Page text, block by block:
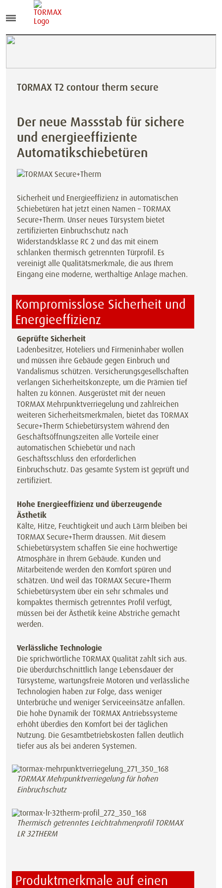
TORMAX T2 contour therm secure
Der neue Massstab für sichere
und energieeffiziente
Automatikschiebetüren
Sicherheit und Energieeffizienz in automatischen
Schiebetüren hat jetzt einen Namen – TORMAX
Secure+Therm. Unser neues Türsystem bietet
zertifizierten Einbruchschutz nach
Widerstandsklasse RC 2 und das mit einem
schlanken thermisch getrennten Türprofil. Es
vereinigt alle Qualitätsmerkmale, die aus Ihrem
Eingang eine moderne, werthaltige Anlage machen.
Kompromisslose Sicherheit und
Energieeffizienz
Geprüfte Sicherheit
Ladenbesitzer, Hoteliers und Firmeninhaber wollen
und müssen ihre Gebäude gegen Einbruch und
Vandalismus schützen. Versicherungsgesellschaften
verlangen Sicherheitskonzepte, um die Prämien tief
halten zu können. Ausgerüstet mit der neuen
TORMAX Mehrpunktverriegelung und zahlreichen
weiteren Sicherheitsmerkmalen, bietet das TORMAX
Secure+Therm Schiebetürsystem während den
Geschäftsöffnungszeiten alle Vorteile einer
automatischen Schiebetür und nach
Geschäftsschluss den erforderlichen
Einbruchschutz. Das gesamte System ist geprüft und
zertifiziert.
Hohe Energieeffizienz und überzeugende
Ästhetik
Kälte, Hitze, Feuchtigkeit und auch Lärm bleiben bei
TORMAX Secure+Therm draussen. Mit diesem
Schiebetürsystem schaffen Sie eine hochwertige
Atmosphäre in Ihrem Gebäude. Kunden und
Mitarbeitende werden den Komfort spüren und
schätzen. Und weil das TORMAX Secure+Therm
Schiebetürsystem über ein sehr schmales und
kompaktes thermisch getrenntes Profil verfügt,
müssen bei der Ästhetik keine Abstriche gemacht
werden.
Verlässliche Technologie
Die sprichwörtliche TORMAX Qualität zahlt sich aus.
Die überdurchschnittlich lange Lebensdauer der
Türsysteme, wartungsfreie Motoren und verlässliche
Technologien haben zur Folge, dass weniger
Unterbrüche und weniger Serviceeinsätze anfallen.
Die hohe Dynamik der TORMAX Antriebssysteme
erhöht überdies den Komfort bei der täglichen
Nutzung. Die Gesamtbetriebskosten fallen deutlich
tiefer aus als bei anderen Systemen.
TORMAX Mehrpunktverriegelung für hohen
Einbruchschutz
Thermisch getrenntes Leichtrahmenprofil TORMAX
LR 32THERM
Produktmerkmale auf einen